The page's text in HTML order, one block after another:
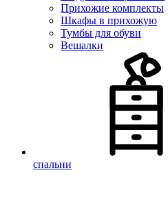
Прихожие комплекты
Шкафы в прихожую
Тумбы для обуви
Вешалки
спальни